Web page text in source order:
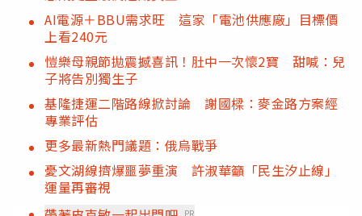
AI電源＋BBU需求旺 這家「電池供應廠」目標價
上看240元
愷樂母親節拋震撼喜訊！肚中一次懷2寶 甜喊：兒
子將告別獨生子
基隆捷運二階路線掀討論 謝國樑：麥金路方案經
專業評估
更多最新熱門議題：俄烏戰爭
憂文湖線擠爆噩夢重演 許淑華籲「民生汐止線」
運量再審視
PR